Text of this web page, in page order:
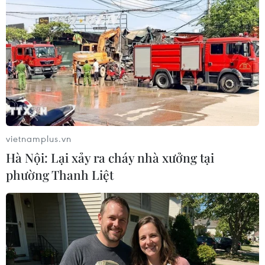
#Công Phượng
#Phan Anh Tú
#Công bố danh sách Đội tuyển Việt Nam
#Vòng loại World Cup 2026
#Philippe Troussier
vietnamplus.vn
Hà Nội: Lại xảy ra cháy nhà xưởng tại
phường Thanh Liệt